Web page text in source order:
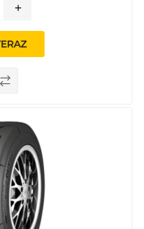
add